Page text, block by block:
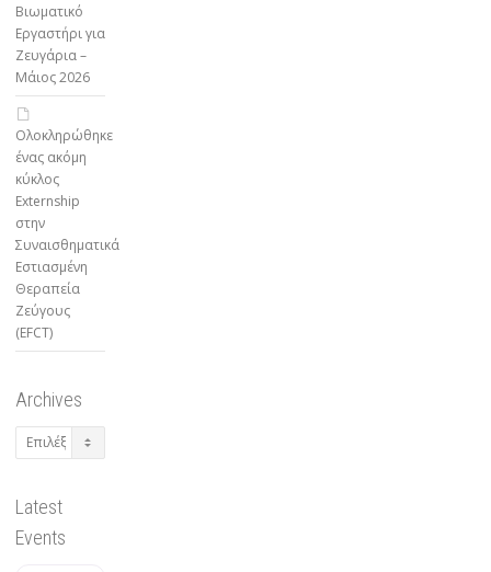
Βιωματικό
Εργαστήρι για
Ζευγάρια –
Μάιος 2026
Ολοκληρώθηκε
ένας ακόμη
κύκλος
Externship
στην
Συναισθηματικά
Εστιασμένη
Θεραπεία
Ζεύγους
(EFCT)
Archives
Archives
Latest
Events